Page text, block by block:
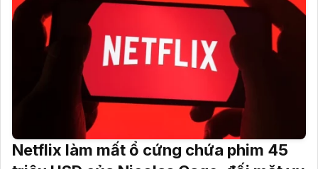
Netflix làm mất ổ cứng chứa phim 45